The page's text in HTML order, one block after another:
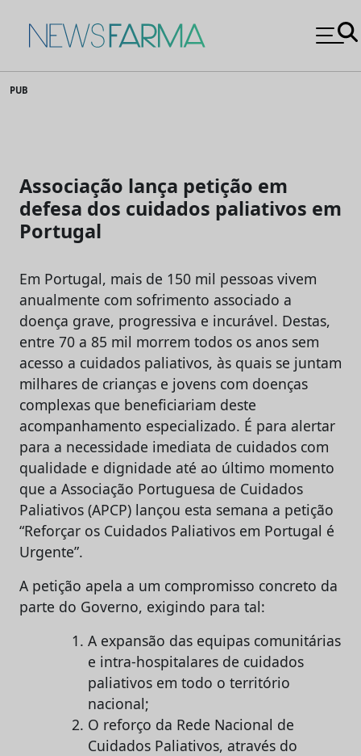
to
News Farma
PUB
Associação lança petição em
defesa dos cuidados paliativos em
Portugal
Em Portugal, mais de 150 mil pessoas vivem
anualmente com sofrimento associado a
doença grave, progressiva e incurável. Destas,
entre 70 a 85 mil morrem todos os anos sem
acesso a cuidados paliativos, às quais se juntam
milhares de crianças e jovens com doenças
complexas que beneficiariam deste
acompanhamento especializado. É para alertar
para a necessidade imediata de cuidados com
qualidade e dignidade até ao último momento
que a Associação Portuguesa de Cuidados
Paliativos (APCP) lançou esta semana a petição
“Reforçar os Cuidados Paliativos em Portugal é
Urgente”.
A petição apela a um compromisso concreto da
parte do Governo, exigindo para tal:
A expansão das equipas comunitárias
e intra-hospitalares de cuidados
paliativos em todo o território
nacional;
O reforço da Rede Nacional de
Cuidados Paliativos, através do